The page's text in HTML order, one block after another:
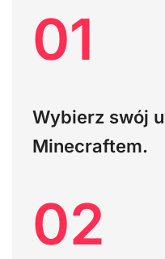
01
Wybierz swój
Minecraftem.
02